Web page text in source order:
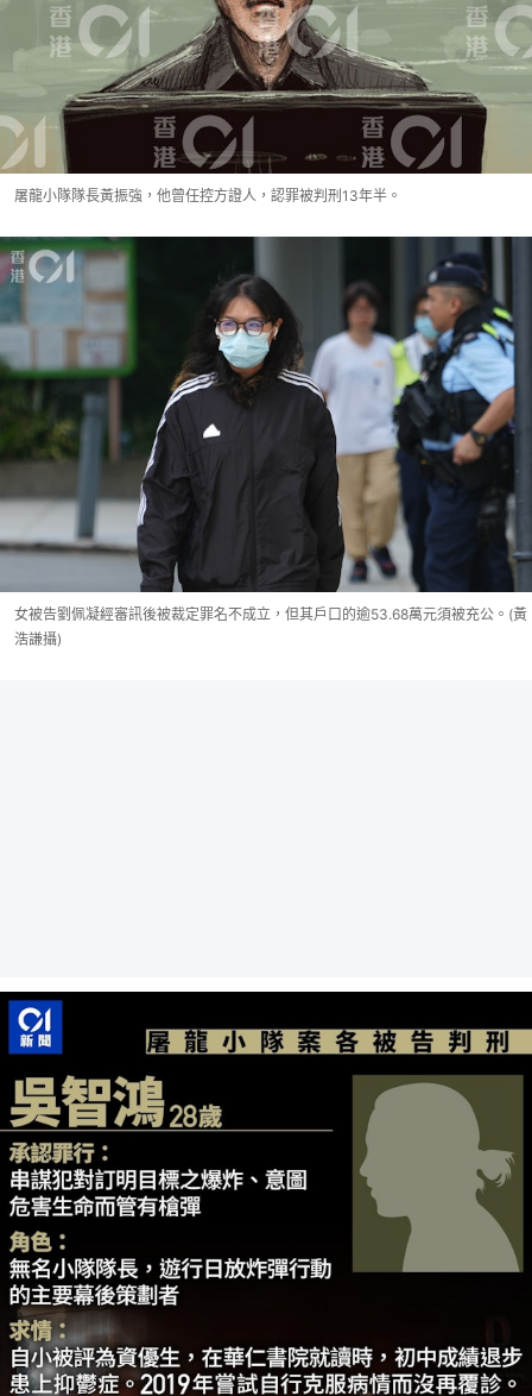
屠龍小隊隊長黃振強，他曾任控方證人，認罪被判刑13年半。
女被告劉佩凝經審訊後被裁定罪名不成立，但其戶口的逾53.68萬元須被充公。(黃
浩謙攝)